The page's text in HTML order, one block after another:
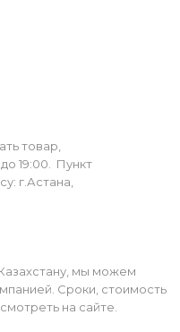
товар,
19:00. Пункт
г.Астана,
мы можем
Сроки, стоимость
на сайте.